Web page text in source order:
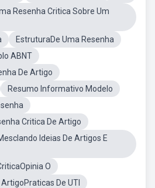
Resenha Critica Sobre Um
EstruturaDe Uma Resenha
ABNT
De Artigo
Resumo Informativo Modelo
Critica De Artigo
Ideias De Artigos E
O
De UTI